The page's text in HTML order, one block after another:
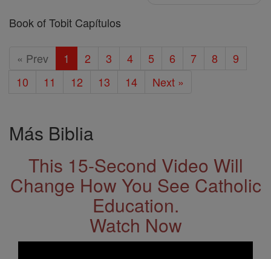
Book of Tobit Capítulos
« Prev 1 2 3 4 5 6 7 8
9
10
11 12 13 14 Next »
Más Biblia
This 15-Second Video Will
Change How You See Catholic
Education.
Watch Now